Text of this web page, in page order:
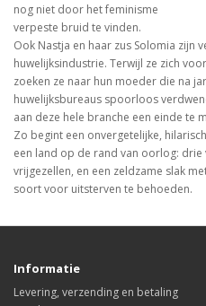
nog niet door het feminisme
verpeste bruid te vinden.
Ook Nastja en haar zus Solomia zijn
huwelijksindustrie. Terwijl ze zich
zoeken ze naar hun moeder die na
huwelijksbureaus spoorloos
aan deze hele branche een einde te
Zo begint een onvergetelijke,
een land op de rand van oorlog:
vrijgezellen, en een zeldzame slak
soort voor uitsterven te behoeden.
Informatie
Levering, verzending en betaling